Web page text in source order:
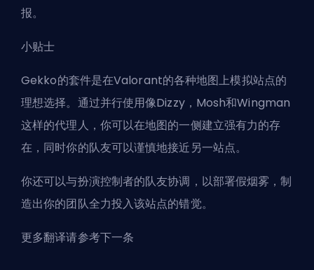
报。
小贴士
Gekko的套件是在Valorant的各种地图上模拟站点的
理想选择。通过并行使用像Dizzy，Mosh和Wingman
这样的代理人，你可以在地图的一侧建立强有力的存
在，同时你的队友可以谨慎地接近另一站点。
你还可以与扮演控制者的队友协调，以部署假烟雾，制
造出你的团队全力投入该站点的错觉。
更多翻译请参考下一条